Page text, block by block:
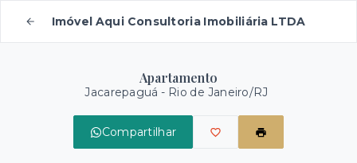
Imóvel Aqui Consultoria Imobiliária LTDA
Apartamento
Jacarepaguá - Rio de Janeiro/RJ
Compartilhar